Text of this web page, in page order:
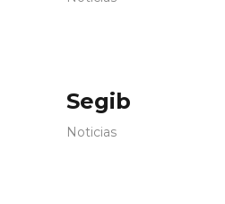
Segib
Noticias